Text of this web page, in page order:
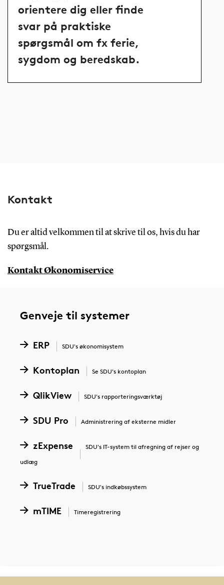
orientere dig eller finde
svar på praktiske
spørgsmål om fx ferie,
sygdom og beredskab.
Kontakt
Du er altid velkommen til at skrive til os, hvis du har
spørgsmål.
Kontakt Økonomiservice
Genveje til systemer
ERP SDU's økonomisystem
Kontoplan Se SDU's kontoplan
QlikView SDU's rapporteringsværktøj
SDU Pro Administrering af eksterne midler
zExpense
SDU's IT-system til afregning af rejser og
udlæg
TrueTrade SDU's indkøbssystem
mTIME Timeregistrering